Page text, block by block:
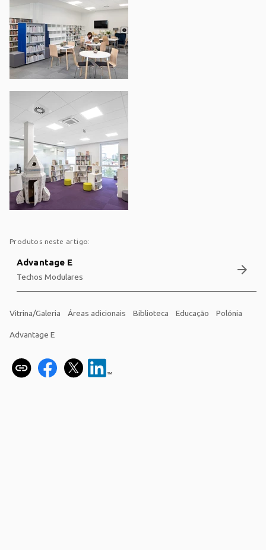
Produtos neste artigo:
Advantage E
Techos Modulares arrow_forward
Vitrina/Galeria Áreas adicionais Biblioteca Educação Polónia
Advantage E